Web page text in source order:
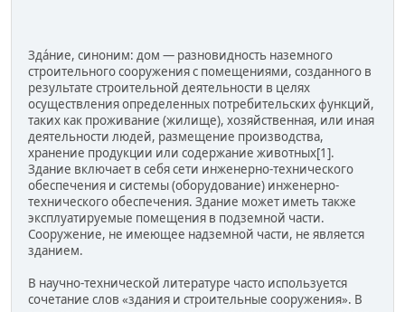
Зда́ние, синоним: дом — разновидность наземного
строительного сооружения с помещениями, созданного в
результате строительной деятельности в целях
осуществления определенных потребительских функций,
таких как проживание (жилище), хозяйственная, или иная
деятельности людей, размещение производства,
хранение продукции или содержание животных[1].
Здание включает в себя сети инженерно-технического
обеспечения и системы (оборудование) инженерно-
технического обеспечения. Здание может иметь также
эксплуатируемые помещения в подземной части.
Сооружение, не имеющее надземной части, не является
зданием.
В научно-технической литературе часто используется
сочетание слов «здания и строительные сооружения». В